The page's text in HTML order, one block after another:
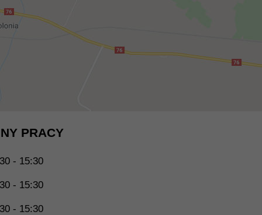
PRACY
- 15:30
- 15:30
- 15:30